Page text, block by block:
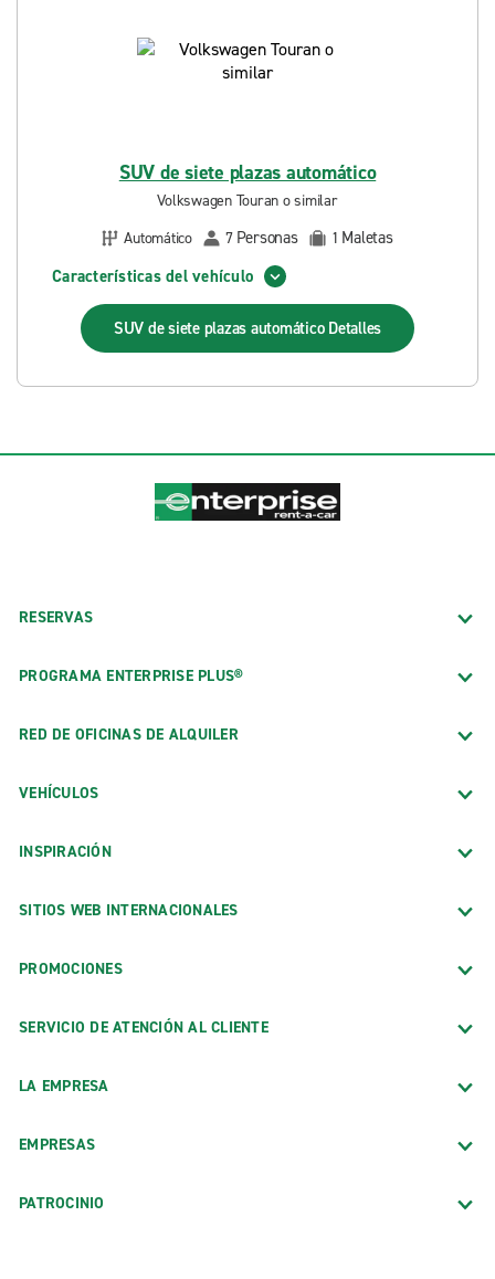
SUV de siete plazas automático
Volkswagen Touran o similar
Automático
7 Personas 1 Maletas
Características del vehículo
SUV de siete plazas automático Detalles
RESERVAS
PROGRAMA ENTERPRISE PLUS®
RED DE OFICINAS DE ALQUILER
VEHÍCULOS
INSPIRACIÓN
SITIOS WEB INTERNACIONALES
PROMOCIONES
SERVICIO DE ATENCIÓN AL CLIENTE
LA EMPRESA
EMPRESAS
PATROCINIO